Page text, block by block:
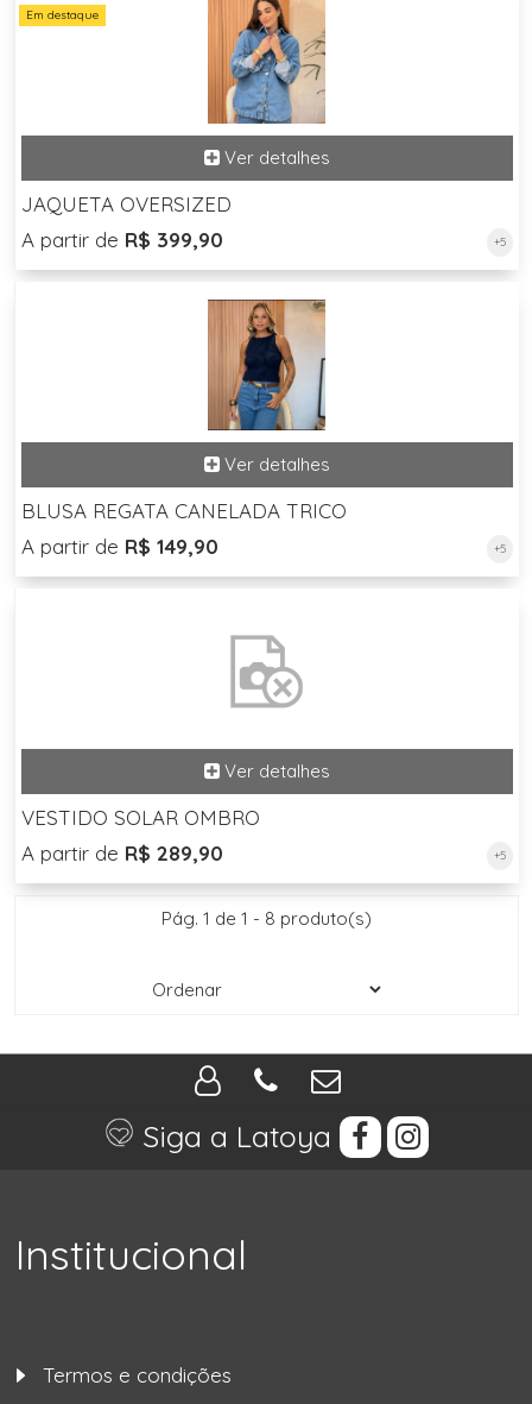
Em destaque
JAQUETA OVERSIZED
A partir de R$ 399,90 +5
BLUSA REGATA CANELADA TRICO
A partir de R$ 149,90 +5
VESTIDO SOLAR OMBRO
A partir de R$ 289,90 +5
Pág. 1 de 1 - 8 produto(s)
Siga a Latoya
Institucional
Termos e condições